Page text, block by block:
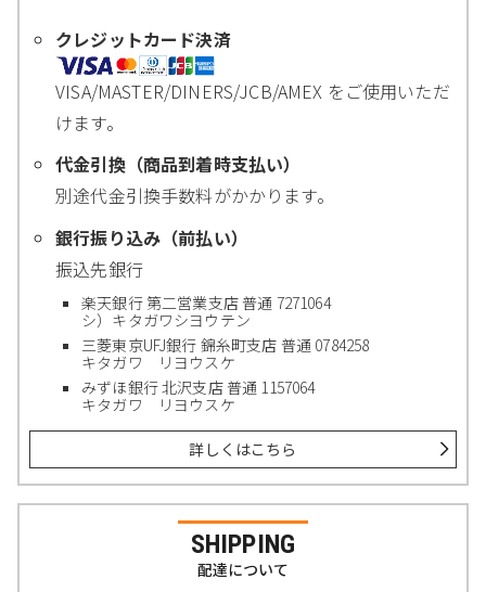
クレジットカード決済
VISA/MASTER/DINERS/JCB/AMEX をご使用いただ
けます。
代金引換（商品到着時支払い）
別途代金引換手数料がかかります。
銀行振り込み（前払い）
振込先銀行
楽天銀行 第二営業支店 普通 7271064
シ）キタガワシヨウテン
三菱東京UFJ銀行 錦糸町支店 普通 0784258
キタガワ リヨウスケ
みずほ銀行 北沢支店 普通 1157064
キタガワ リヨウスケ
詳しくはこちら
SHIPPING
配達について